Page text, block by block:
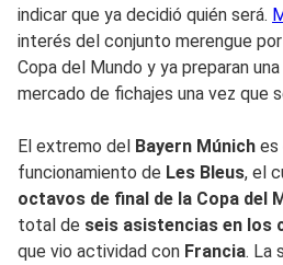
indicar que ya decidió quién será.
interés del conjunto merengue
Copa del Mundo y ya preparan
mercado de fichajes una vez que
El extremo del Bayern Múnich es
funcionamiento de Les Bleus, el
octavos de final de la Copa del
total de seis asistencias en los
que vio actividad con Francia. La